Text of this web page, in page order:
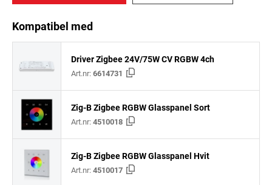
Kompatibel med
Driver Zigbee 24V/75W CV RGBW 4ch
Art.nr:6614731
Zig-B Zigbee RGBW Glasspanel Sort
Art.nr:4510018
Zig-B Zigbee RGBW Glasspanel Hvit
Art.nr:4510017